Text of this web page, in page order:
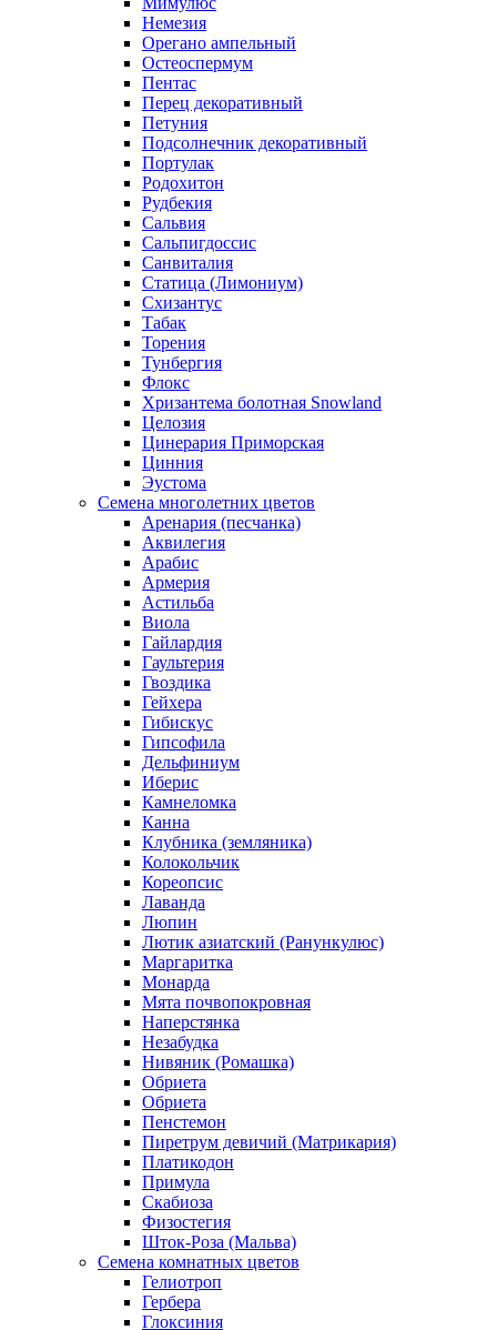
Немезия
Орегано ампельный
Остеоспермум
Пентас
Перец декоративный
Петуния
Подсолнечник декоративный
Портулак
Родохитон
Рудбекия
Сальвия
Сальпигдоссис
Санвиталия
Статица (Лимониум)
Схизантус
Табак
Торения
Тунбергия
Флокс
Хризантема болотная Snowland
Целозия
Цинерария Приморская
Цинния
Эустома
Семена многолетних цветов
Аренария (песчанка)
Аквилегия
Арабис
Армерия
Астильба
Виола
Гайлардия
Гаультерия
Гвоздика
Гейхера
Гибискус
Гипсофила
Дельфиниум
Иберис
Камнеломка
Канна
Клубника (земляника)
Колокольчик
Кореопсис
Лаванда
Люпин
Лютик азиатский (Ранункулюс)
Маргаритка
Монарда
Мята почвопокровная
Наперстянка
Незабудка
Нивяник (Ромашка)
Обриета
Обриета
Пенстемон
Пиретрум девичий (Матрикария)
Платикодон
Примула
Скабиоза
Физостегия
Шток-Роза (Мальва)
Семена комнатных цветов
Гелиотроп
Гербера
Глоксиния